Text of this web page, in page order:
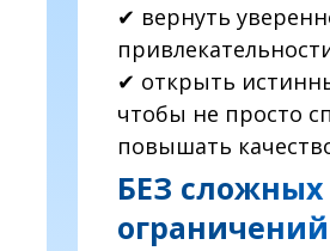
БЕЗ
✔ вернуть
✔ открыть
чтобы не просто
повышать